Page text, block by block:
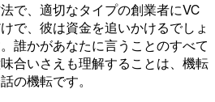
で、適切なタイプの創業者にVC
で、彼は資金を追いかけるでしょ
誰かがあなたに言うことのすべて
合いさえも理解することは、機転
の機転です。